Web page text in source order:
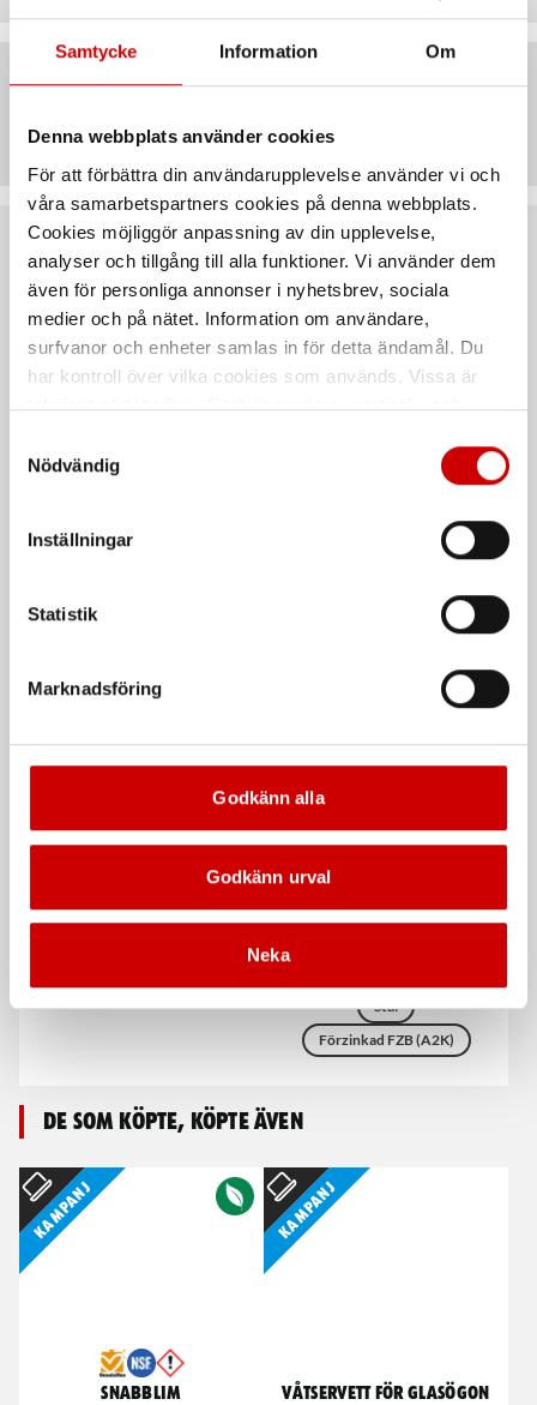
Samtycke Information Om
Denna webbplats använder cookies
För att förbättra din användarupplevelse använder vi och
våra samarbetspartners cookies på denna webbplats.
Cookies möjliggör anpassning av din upplevelse,
analyser och tillgång till alla funktioner. Vi använder dem
även för personliga annonser i nyhetsbrev, sociala
medier och på nätet. Information om användare,
surfvanor och enheter samlas in för detta ändamål. Du
har kontroll över vilka cookies som används. Vissa är
tekniskt nödvändiga. Godkännande av statistik- och
länder utanför EU med olika dataskyddsnormer. Genom
att godkänna samtycker du till sådana överföringar. Läs
Nödvändig
Inställningar
Statistik
Marknadsföring
Godkänn alla
Godkänn urval
Neka
Rekommenderat baserat på vald produkt
Ögleskruv GS
Stål
Lyftögla med tapp
Förzinkad FZB (A2K)
Stål
Förzinkad FZB (A2K)
De som köpte, köpte även
Kampanj
Snabblim
Kampanj
Våtservett för glasögon